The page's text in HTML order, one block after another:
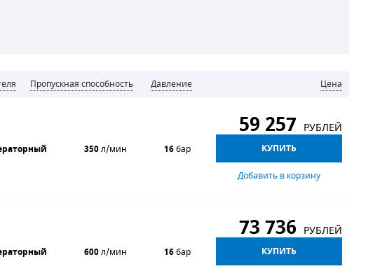
Пропускная способность Давление Цена
350л/мин 16бар
59 257 РУБЛЕЙ
КУПИТЬ
Добавить в корзину
600л/мин 16бар
73 736 РУБЛЕЙ
КУПИТЬ